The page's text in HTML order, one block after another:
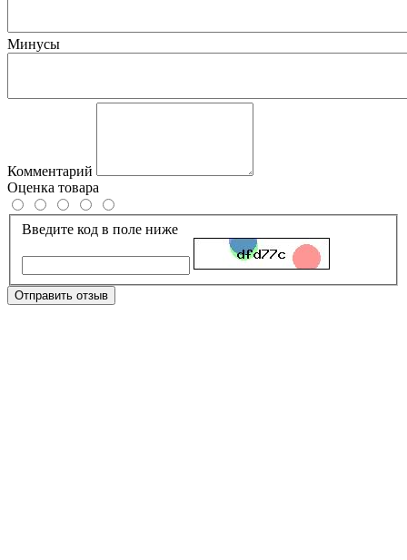
Минусы
Комментарий
Оценка товара
Введите код в поле ниже
Отправить отзыв